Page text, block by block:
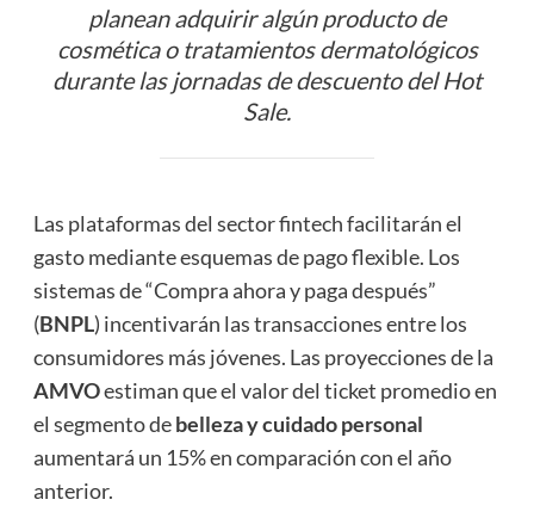
planean adquirir algún producto de
cosmética o tratamientos dermatológicos
durante las jornadas de descuento del Hot
Sale.
Las plataformas del sector fintech facilitarán el
gasto mediante esquemas de pago flexible. Los
sistemas de “Compra ahora y paga después”
(BNPL) incentivarán las transacciones entre los
consumidores más jóvenes. Las proyecciones de la
AMVOestiman que el valor del ticket promedio en
el segmento debelleza y cuidado personal
aumentará un 15% en comparación con el año
anterior.